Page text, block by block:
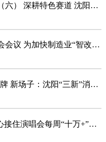
系列报道：聚焦服务业扩能提质（六） 深耕特色赛道 沈阳“它经济”跑出产业新活力
市政协召开十六届三十五次常委会会议 为加快制造业“智改数转” 建设国家先进制造中心凝聚智慧力量 霍步刚出席并讲话 于学利主持
聚力“十五五”沈阳万象新 新店 新牌 新场子：沈阳“三新”消费方兴未艾
“歌迷之都”的双向奔赴：沈阳用心接住演唱会每周“十万+”客流